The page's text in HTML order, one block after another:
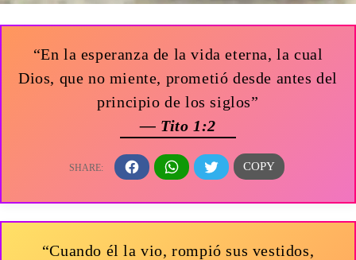
“En la esperanza de la vida eterna, la cual
Dios, que no miente, prometió desde antes del
principio de los siglos”
— Tito 1:2
“Cuando él la vio, rompió sus vestidos,